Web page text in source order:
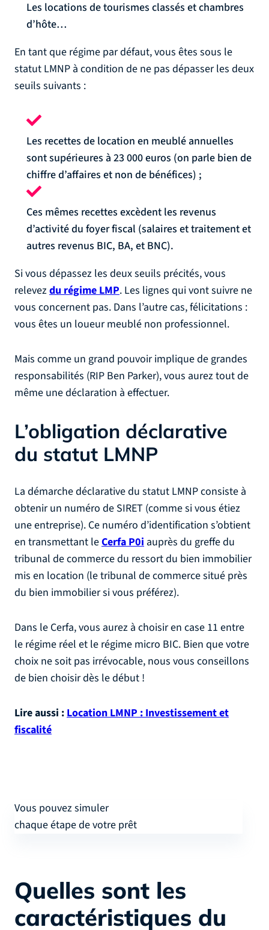
Les locations de tourismes classés et chambres
d’hôte…
En tant que régime par défaut, vous êtes sous le
statut LMNP à condition de ne pas dépasser les deux
seuils suivants :
Les recettes de location en meublé annuelles
sont supérieures à 23 000 euros (on parle bien de
chiffre d’affaires et non de bénéfices) ;
Ces mêmes recettes excèdent les revenus
d’activité du foyer fiscal (salaires et traitement et
autres revenus BIC, BA, et BNC).
Si vous dépassez les deux seuils précités, vous
relevezdu régime LMP. Les lignes qui vont suivre ne
vous concernent pas. Dans l’autre cas, félicitations :
vous êtes un loueur meublé non professionnel.
Mais comme un grand pouvoir implique de grandes
responsabilités (RIP Ben Parker), vous aurez tout de
même une déclaration à effectuer.
L’obligation déclarative
du statut LMNP
La démarche déclarative du statut LMNP consiste à
obtenir un numéro de SIRET (comme si vous étiez
une entreprise). Ce numéro d’identification s’obtient
en transmettant leCerfa P0i auprès du greffe du
tribunal de commerce du ressort du bien immobilier
mis en location (le tribunal de commerce situé près
du bien immobilier si vous préférez).
Dans le Cerfa, vous aurez à choisir en case 11 entre
le régime réel et le régime micro BIC. Bien que votre
choix ne soit pas irrévocable, nous vous conseillons
de bien choisir dès le début !
Lire aussi :Location LMNP : Investissement et
fiscalité
Vous pouvez simuler
chaque étape de votre prêt
Quelles sont les
caractéristiques du